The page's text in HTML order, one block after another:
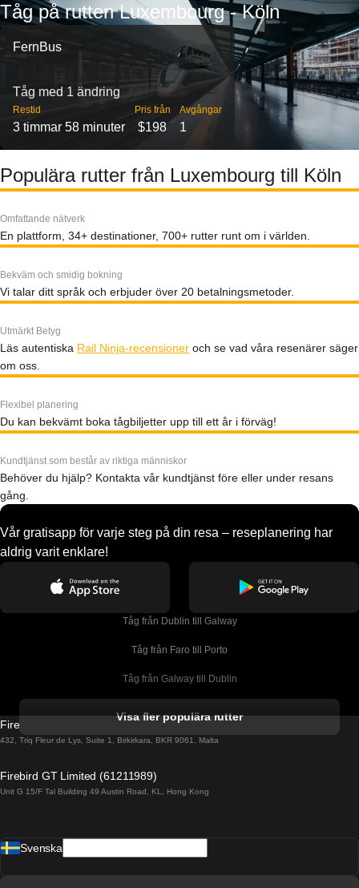
Tåg på rutten Luxembourg - Köln
FernBus
Tåg med 1 ändring
Restid
3 timmar 58 minuter
Pris från
$198
Avgångar
1
Populära rutter från Luxembourg till Köln
Omfattande nätverk
En plattform, 34+ destinationer, 700+ rutter runt om i världen.
Bekväm och smidig bokning
Vi talar ditt språk och erbjuder över 20 betalningsmetoder.
Utmärkt Betyg
Läs autentiska Rail Ninja-recensioner och se vad våra resenärer säger
om oss.
Flexibel planering
Du kan bekvämt boka tågbiljetter upp till ett år i förväg!
Kundtjänst som består av riktiga människor
Behöver du hjälp? Kontakta vår kundtjänst före eller under resans
gång.
Vår gratisapp för varje steg på din resa – reseplanering har
aldrig varit enklare!
Tåg från Dublin till Galway
Tåg från Faro till Porto
Tåg från Galway till Dublin
Tåg från Porto till Faro
Tåg från Barcelona till Madrid
Visa fler populära rutter
Firebird GT Limited (OC 1451)
432, Triq Fleur de Lys, Suite 1, Birkirkara, BKR 9061, Malta
Firebird GT Limited (61211989)
Unit G 15/F Tal Building 49 Austin Road, KL, Hong Kong
Svenska